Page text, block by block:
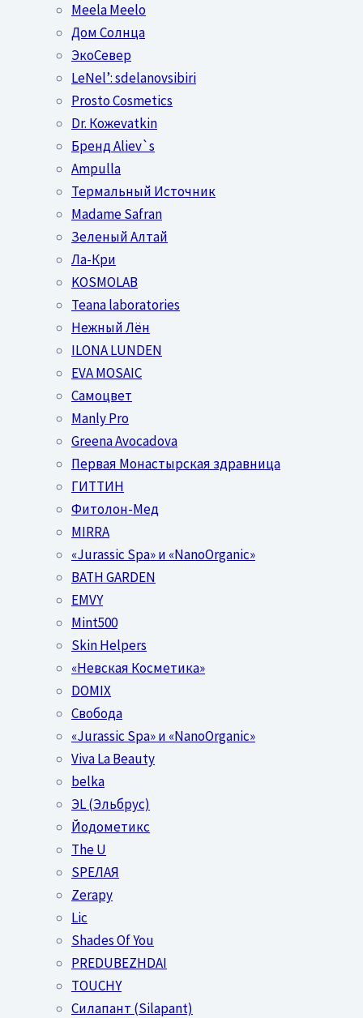
Meela Meelo
Дом Солнца
ЭкоСевер
LeNel’: sdelanovsibiri
Prosto Cosmetics
Dr. Кожеvatkin
Бренд Aliev`s
Ampulla
Термальный Источник
Madame Safran
Зеленый Алтай
Ла-Кри
KOSMOLAB
Teana laboratories
Нежный Лён
ILONA LUNDEN
EVA MOSAIC
Самоцвет
Manly Pro
Greena Avocadova
Первая Монастырская здравница
ГИТТИН
Фитолон-Мед
MIRRA
«Jurassic Spa» и «NanoOrganic»
BATH GARDEN
EMVY
Mint500
Skin Helpers
«Невская Косметика»
DOMIX
Свобода
«Jurassic Spa» и «NanoOrganic»
Viva La Beauty
belka
ЭL (Эльбрус)
Йодометикс
The U
SPEЛАЯ
Zerapy
Lic
Shades Of You
PREDUBEZHDAI
TOUCHY
Силапант (Silapant)